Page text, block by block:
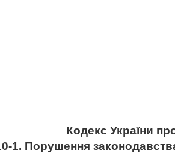
Кодекс України
1. Порушення